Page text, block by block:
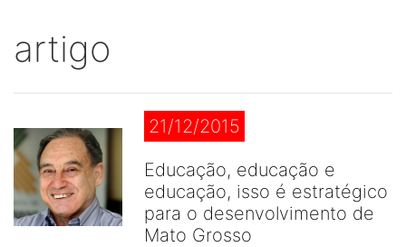
artigo
21/12/2015
Educação, educação e
educação, isso é estratégico
para o desenvolvimento de
Mato Grosso